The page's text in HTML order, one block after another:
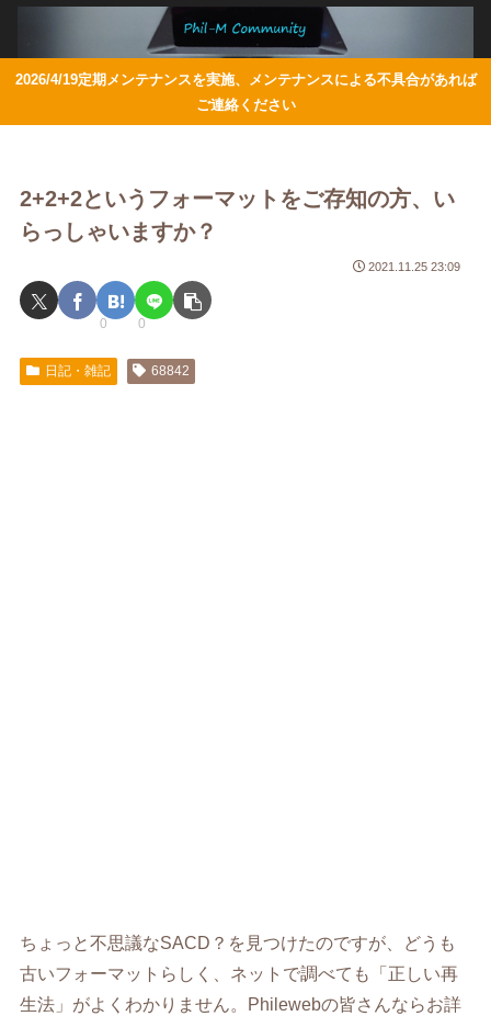
2026/4/19定期メンテナンスを実施、メンテナンスによる不具合があれば
ご連絡ください
2+2+2というフォーマットをご存知の方、い
らっしゃいますか？
2021.11.25 23:09
0 0
日記・雑記 68842
ちょっと不思議なSACD？を見つけたのですが、どうも
古いフォーマットらしく、ネットで調べても「正しい再
生法」がよくわかりません。Philewebの皆さんならお詳